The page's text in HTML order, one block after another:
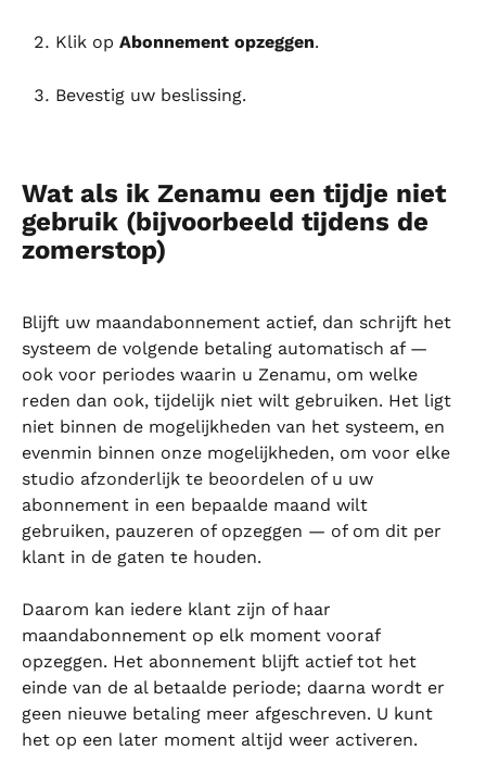
Klik op Abonnement opzeggen.
Bevestig uw beslissing.
Wat als ik Zenamu een tijdje niet
gebruik (bijvoorbeeld tijdens de
zomerstop)
Blijft uw maandabonnement actief, dan schrijft het
systeem de volgende betaling automatisch af —
ook voor periodes waarin u Zenamu, om welke
reden dan ook, tijdelijk niet wilt gebruiken. Het ligt
niet binnen de mogelijkheden van het systeem, en
evenmin binnen onze mogelijkheden, om voor elke
studio afzonderlijk te beoordelen of u uw
abonnement in een bepaalde maand wilt
gebruiken, pauzeren of opzeggen — of om dit per
klant in de gaten te houden.
Daarom kan iedere klant zijn of haar
maandabonnement op elk moment vooraf
opzeggen. Het abonnement blijft actief tot het
einde van de al betaalde periode; daarna wordt er
geen nieuwe betaling meer afgeschreven. U kunt
het op een later moment altijd weer activeren.